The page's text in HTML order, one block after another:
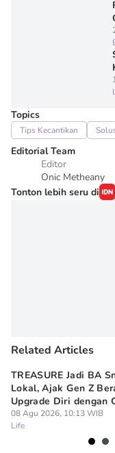
Topics
Tips Kecantikan
Editorial Team
Editor
Onic Metheany
Tonton lebih seru di
Related Articles
TREASURE Jadi BA
Lokal, Ajak Gen Z
Upgrade Diri dengan
Sendiri
08 Agu 2026, 10:13 WIB
Life